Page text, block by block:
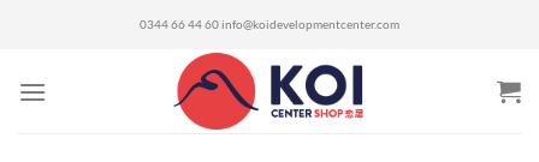
0344 66 44 60 info@koidevelopmentcenter.com